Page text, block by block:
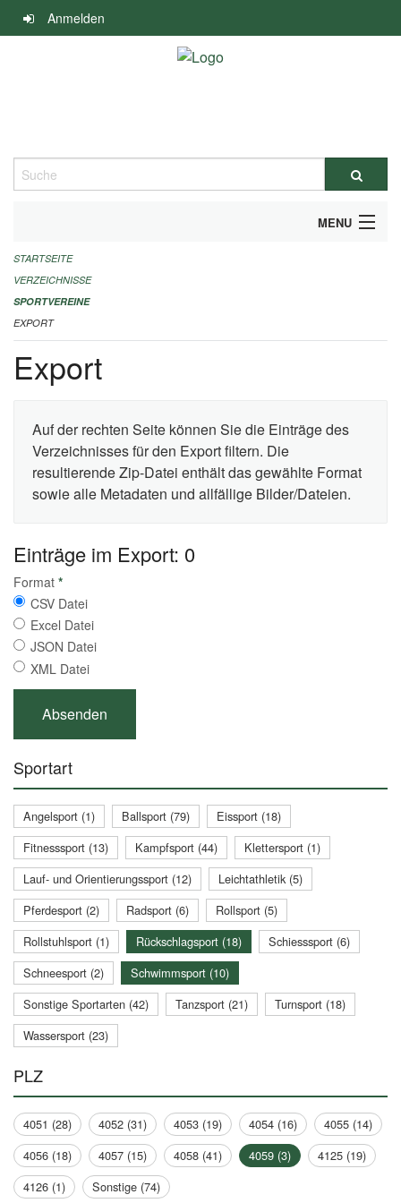
Navigation
überspringen
Anmelden
Suche
MENU
ALLGEMEINE INFORMATIONEN
FINANZIELLE UNTERSTÜTZUNG BENÖTIGT?
KONTAKT
STARTSEITE
VERZEICHNISSE
SPORTVEREINE
EXPORT
Export
Auf der rechten Seite können Sie die Einträge des
Verzeichnisses für den Export filtern. Die
resultierende Zip-Datei enthält das gewählte Format
sowie alle Metadaten und allfällige Bilder/Dateien.
Einträge im Export: 0
Format *
CSV Datei
Excel Datei
JSON Datei
XML Datei
Sportart
Angelsport (1) Ballsport (79)
Eissport (18)
Fitnesssport (13)
Kampfsport (44)
Klettersport (1)
Lauf- und Orientierungssport (12)
Leichtathletik (5)
Pferdesport (2)
Radsport (6)
Rollsport (5)
Rollstuhlsport (1)
Rückschlagsport (18)
Schiesssport (6)
Schneesport (2)
Schwimmsport (10)
Sonstige Sportarten (42)
Tanzsport (21)
Turnsport (18)
Wassersport (23)
PLZ
4051 (28) 4052 (31) 4053 (19) 4054 (16)
4055 (14)
4056 (18)
4057 (15) 4058 (41) 4059 (3)
4125 (19)
4126 (1)
Sonstige (74)